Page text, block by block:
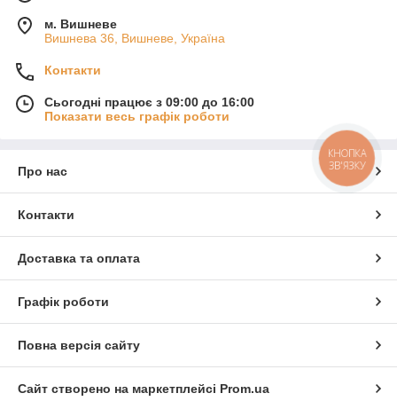
м. Вишневе
Вишнева 36, Вишневе, Україна
Контакти
Сьогодні працює з 09:00 до 16:00
Показати весь графік роботи
Про нас
Контакти
Доставка та оплата
Графік роботи
Повна версія сайту
Сайт створено на маркетплейсі Prom.ua
КНОПКА
ЗВ'ЯЗКУ